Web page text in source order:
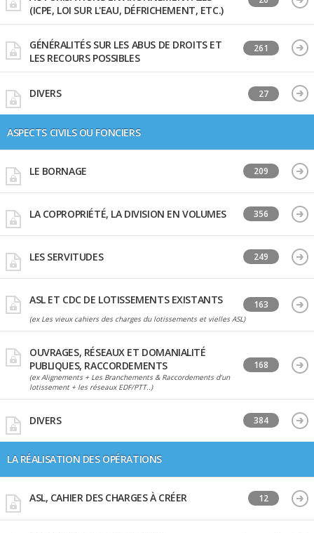
(ICPE, LOI SUR L'EAU, DÉFRICHEMENT, ETC.)
GÉNÉRALITÉS SUR LES ABUS DE DROITS ET
LES RECOURS POSSIBLES
261
DIVERS 27
ASPECTS CIVILS OU FONCIERS
LE BORNAGE 209
LA COPROPRIÉTÉ, LA DIVISION EN VOLUMES 356
LES SERVITUDES 249
ASL ET CDC DE LOTISSEMENTS EXISTANTS
(ex Les vieux cahiers des charges du lotissements et vielles ASL)
163
OUVRAGES, RÉSEAUX ET DOMANIALITÉ
PUBLIQUES, RACCORDEMENTS
(ex Alignements + Les Branchements & Raccordements d’un
lotissement + les réseaux EDF/PTT..)
168
DIVERS 384
LA RÉALISATION DES OPÉRATIONS
ASL, CAHIER DES CHARGES À CRÉER 12